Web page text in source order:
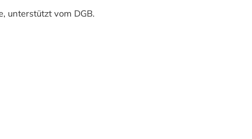
unterstützt vom DGB.